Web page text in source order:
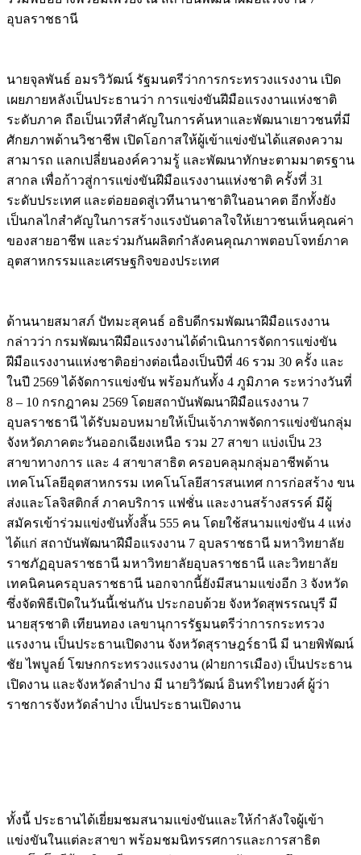
อุบลราชธานี
นายจุลพันธ์ อมรวิวัฒน์ รัฐมนตรีว่าการกระทรวงแรงงาน เปิด
เผยภายหลังเป็นประธานว่า การแข่งขันฝีมือแรงงานแห่งชาติ
ระดับภาค ถือเป็นเวทีสำคัญในการค้นหาและพัฒนาเยาวชนที่มี
ศักยภาพด้านวิชาชีพ เปิดโอกาสให้ผู้เข้าแข่งขันได้แสดงความ
สามารถ แลกเปลี่ยนองค์ความรู้ และพัฒนาทักษะตามมาตรฐาน
สากล เพื่อก้าวสู่การแข่งขันฝีมือแรงงานแห่งชาติ ครั้งที่ 31
ระดับประเทศ และต่อยอดสู่เวทีนานาชาติในอนาคต อีกทั้งยัง
เป็นกลไกสำคัญในการสร้างแรงบันดาลใจให้เยาวชนเห็นคุณค่า
ของสายอาชีพ และร่วมกันผลิตกำลังคนคุณภาพตอบโจทย์ภาค
อุตสาหกรรมและเศรษฐกิจของประเทศ
ด้านนายสมาสภ์ ปัทมะสุคนธ์ อธิบดีกรมพัฒนาฝีมือแรงงาน
กล่าวว่า กรมพัฒนาฝีมือแรงงานได้ดำเนินการจัดการแข่งขัน
ฝีมือแรงงานแห่งชาติอย่างต่อเนื่องเป็นปีที่ 46 รวม 30 ครั้ง และ
ในปี 2569 ได้จัดการแข่งขัน พร้อมกันทั้ง 4 ภูมิภาค ระหว่างวันที่
8 – 10 กรกฎาคม 2569 โดยสถาบันพัฒนาฝีมือแรงงาน 7
อุบลราชธานี ได้รับมอบหมายให้เป็นเจ้าภาพจัดการแข่งขันกลุ่ม
จังหวัดภาคตะวันออกเฉียงเหนือ รวม 27 สาขา แบ่งเป็น 23
สาขาทางการ และ 4 สาขาสาธิต ครอบคลุมกลุ่มอาชีพด้าน
เทคโนโลยีอุตสาหกรรม เทคโนโลยีสารสนเทศ การก่อสร้าง ขน
ส่งและโลจิสติกส์ ภาคบริการ แฟชั่น และงานสร้างสรรค์ มีผู้
สมัครเข้าร่วมแข่งขันทั้งสิ้น 555 คน โดยใช้สนามแข่งขัน 4 แห่ง
ได้แก่ สถาบันพัฒนาฝีมือแรงงาน 7 อุบลราชธานี มหาวิทยาลัย
ราชภัฏอุบลราชธานี มหาวิทยาลัยอุบลราชธานี และวิทยาลัย
เทคนิคนครอุบลราชธานี นอกจากนี้ยังมีสนามแข่งอีก 3 จังหวัด
ซึ่งจัดพิธีเปิดในวันนี้เช่นกัน ประกอบด้วย จังหวัดสุพรรณบุรี มี
นายสุรชาติ เทียนทอง เลขานุการรัฐมนตรีว่าการกระทรวง
แรงงาน เป็นประธานเปิดงาน จังหวัดสุราษฎร์ธานี มี นายพิพัฒน์
ชัย ไพบูลย์ โฆษกกระทรวงแรงงาน (ฝ่ายการเมือง) เป็นประธาน
เปิดงาน และจังหวัดลำปาง มี นายวิวัฒน์ อินทร์ไทยวงศ์ ผู้ว่า
ราชการจังหวัดลำปาง เป็นประธานเปิดงาน
ทั้งนี้ ประธานได้เยี่ยมชมสนามแข่งขันและให้กำลังใจผู้เข้า
แข่งขันในแต่ละสาขา พร้อมชมนิทรรศการและการสาธิต